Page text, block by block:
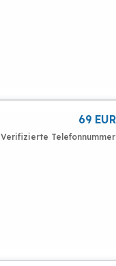
69 EUR
Verifizierte Telefonnummer